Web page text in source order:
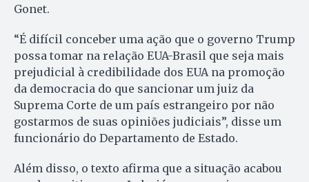
Gonet.
“É difícil conceber uma ação que o governo Trump
possa tomar na relação EUA-Brasil que seja mais
prejudicial à credibilidade dos EUA na promoção
da democracia do que sancionar um juiz da
Suprema Corte de um país estrangeiro por não
gostarmos de suas opiniões judiciais”, disse um
funcionário do Departamento de Estado.
Além disso, o texto afirma que a situação acabou